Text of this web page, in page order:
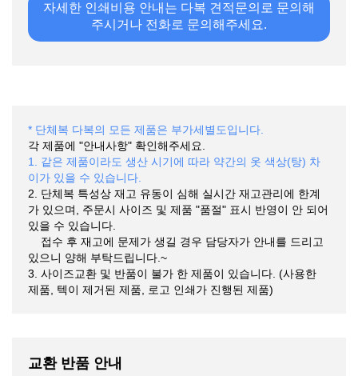
자세한 인쇄비용 안내는 다복 견적문의로 문의해
주시거나 전화로 문의해주세요.
* 단체복 다복의 모든 제품은 부가세별도입니다.
각 제품에 "안내사항" 확인해주세요.
1. 같은 제품이라도 생산 시기에 따라 약간의 옷 색상(탕) 차
이가 있을 수 있습니다.
2. 단체복 특성상 재고 유동이 심해 실시간 재고관리에 한계
가 있으며, 주문시 사이즈 및 제품 "품절" 표시 반영이 안 되어
있을 수 있습니다.
접수 후 재고에 문제가 생길 경우 담당자가 안내를 드리고
있으니 양해 부탁드립니다.~
3. 사이즈교환 및 반품이 불가 한 제품이 있습니다. (사용한
제품, 텍이 제거된 제품, 로고 인쇄가 진행된 제품)
교환 반품 안내